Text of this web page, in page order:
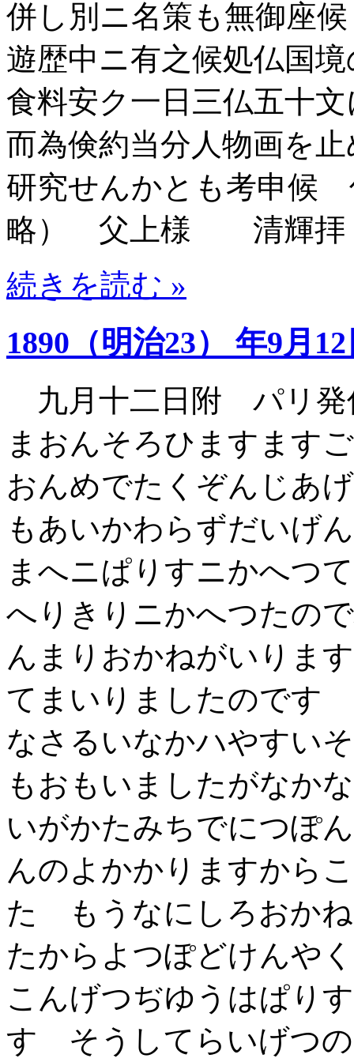
併し別ニ名策も無御座
遊歴中ニ有之候処仏国
食料安ク一日三仏五十
而為倹約当分人物画を
研究せんかとも考申候
略） 父上様 清輝拝
続きを読む »
1890（明治23） 年9月
九月十二日附 パリ
まおんそろひますます
おんめでたくぞんじあ
もあいかわらずだいげ
まへニぱりすニかへつ
へりきりニかへつたの
んまりおかねがいりま
てまいりましたのです
なさるいなかハやすい
もおもいましたがなか
いがかたみちでにつぽ
んのよかかりますから
た もうなにしろおか
たからよつぽどけんや
こんげつぢゆうはぱり
す そうしてらいげつ